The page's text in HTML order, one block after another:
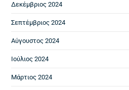
Δεκέμβριος 2024
Σεπτέμβριος 2024
Αύγουστος 2024
Ιούλιος 2024
Μάρτιος 2024